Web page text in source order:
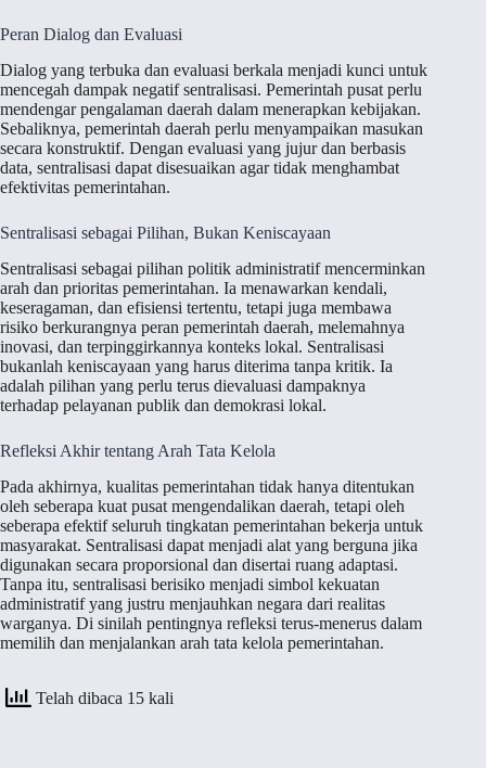
Peran Dialog dan Evaluasi
Dialog yang terbuka dan evaluasi berkala menjadi kunci untuk
mencegah dampak negatif sentralisasi. Pemerintah pusat perlu
mendengar pengalaman daerah dalam menerapkan kebijakan.
Sebaliknya, pemerintah daerah perlu menyampaikan masukan
secara konstruktif. Dengan evaluasi yang jujur dan berbasis
data, sentralisasi dapat disesuaikan agar tidak menghambat
efektivitas pemerintahan.
Sentralisasi sebagai Pilihan, Bukan Keniscayaan
Sentralisasi sebagai pilihan politik administratif mencerminkan
arah dan prioritas pemerintahan. Ia menawarkan kendali,
keseragaman, dan efisiensi tertentu, tetapi juga membawa
risiko berkurangnya peran pemerintah daerah, melemahnya
inovasi, dan terpinggirkannya konteks lokal. Sentralisasi
bukanlah keniscayaan yang harus diterima tanpa kritik. Ia
adalah pilihan yang perlu terus dievaluasi dampaknya
terhadap pelayanan publik dan demokrasi lokal.
Refleksi Akhir tentang Arah Tata Kelola
Pada akhirnya, kualitas pemerintahan tidak hanya ditentukan
oleh seberapa kuat pusat mengendalikan daerah, tetapi oleh
seberapa efektif seluruh tingkatan pemerintahan bekerja untuk
masyarakat. Sentralisasi dapat menjadi alat yang berguna jika
digunakan secara proporsional dan disertai ruang adaptasi.
Tanpa itu, sentralisasi berisiko menjadi simbol kekuatan
administratif yang justru menjauhkan negara dari realitas
warganya. Di sinilah pentingnya refleksi terus-menerus dalam
memilih dan menjalankan arah tata kelola pemerintahan.
Telah dibaca 15 kali